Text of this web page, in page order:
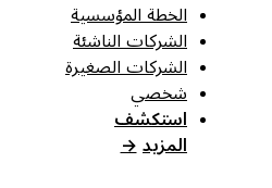
الخطة المؤسسية
الشركات الناشئة
الشركات الصغيرة
شخصي
استكشف
المزيد →